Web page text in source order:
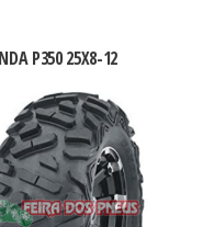
P350 25X8-12